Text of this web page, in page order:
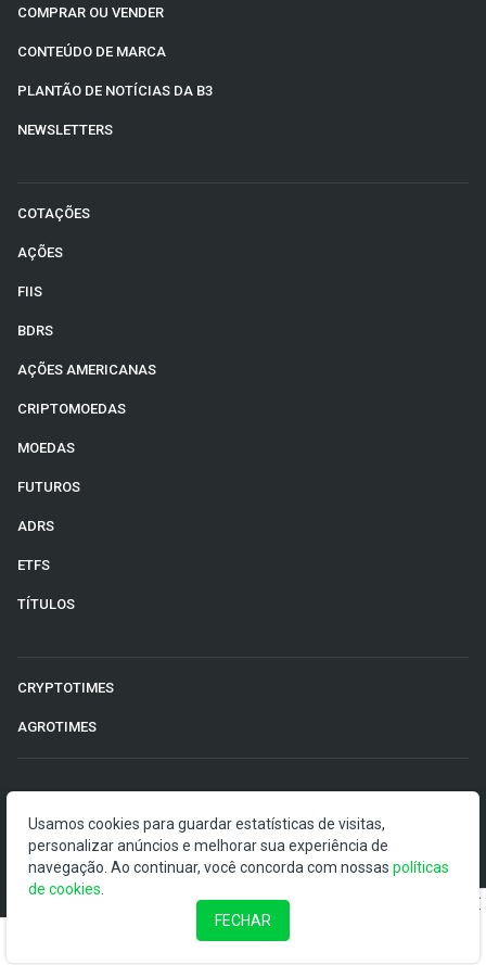
COMPRAR OU VENDER
CONTEÚDO DE MARCA
PLANTÃO DE NOTÍCIAS DA B3
NEWSLETTERS
COTAÇÕES
AÇÕES
FIIS
BDRS
AÇÕES AMERICANAS
CRIPTOMOEDAS
MOEDAS
FUTUROS
ADRS
ETFS
TÍTULOS
CRYPTOTIMES
AGROTIMES
O Money Times publica matérias de cunho jornalístico, que
visam a democratização da informação. Nossas
publicações devem ser compreendidas como boletins
anunciadores e divulgadores, e não como uma
Usamos cookies para guardar estatísticas de visitas,
personalizar anúncios e melhorar sua experiência de
navegação. Ao continuar, você concorda com nossas políticas
de cookies
FECHAR